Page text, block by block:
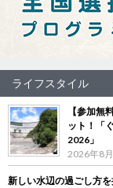
ライフスタイル
【参加無
ット！「
2026」
2026年8
新しい水辺の過ごし方